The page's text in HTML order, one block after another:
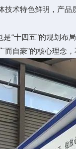
技术特色鲜明，产
“十四五”的规划布
而自豪”的核心理念